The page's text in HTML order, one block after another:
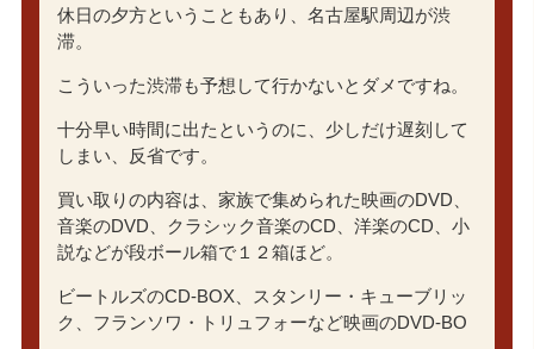
休日の夕方ということもあり、名古屋駅周辺が渋
滞。
こういった渋滞も予想して行かないとダメですね。
十分早い時間に出たというのに、少しだけ遅刻して
しまい、反省です。
買い取りの内容は、家族で集められた映画のDVD、
音楽のDVD、クラシック音楽のCD、洋楽のCD、小
説などが段ボール箱で１２箱ほど。
ビートルズのCD-BOX、スタンリー・キューブリッ
ク、フランソワ・トリュフォーなど映画のDVD-BO